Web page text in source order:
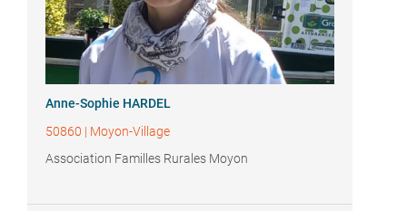
Anne-Sophie HARDEL
50860 | Moyon-Village
Association Familles Rurales Moyon